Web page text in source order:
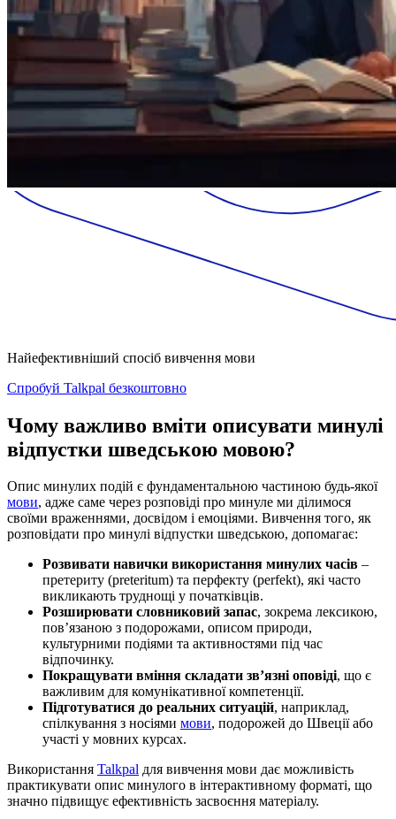
Найефективніший спосіб вивчення мови
Спробуй Talkpal безкоштовно
Чому важливо вміти описувати минулі
відпустки шведською мовою?
Опис минулих подій є фундаментальною частиною будь-якої
мови, адже саме через розповіді про минуле ми ділимося
своїми враженнями, досвідом і емоціями. Вивчення того, як
розповідати про минулі відпустки шведською, допомагає:
Розвивати навички використання минулих часів –
претериту (preteritum) та перфекту (perfekt), які часто
викликають труднощі у початківців.
Розширювати словниковий запас, зокрема лексикою,
пов’язаною з подорожами, описом природи,
культурними подіями та активностями під час
відпочинку.
Покращувати вміння складати зв’язні оповіді, що є
важливим для комунікативної компетенції.
Підготуватися до реальних ситуацій, наприклад,
спілкування з носіями мови, подорожей до Швеції або
участі у мовних курсах.
Використання Talkpal для вивчення мови дає можливість
практикувати опис минулого в інтерактивному форматі, що
значно підвищує ефективність засвоєння матеріалу.